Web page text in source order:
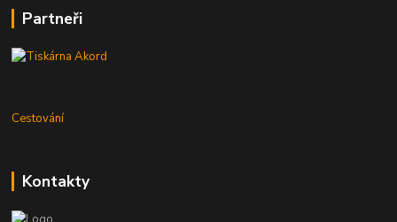
Partneři
Cestování
Kontakty